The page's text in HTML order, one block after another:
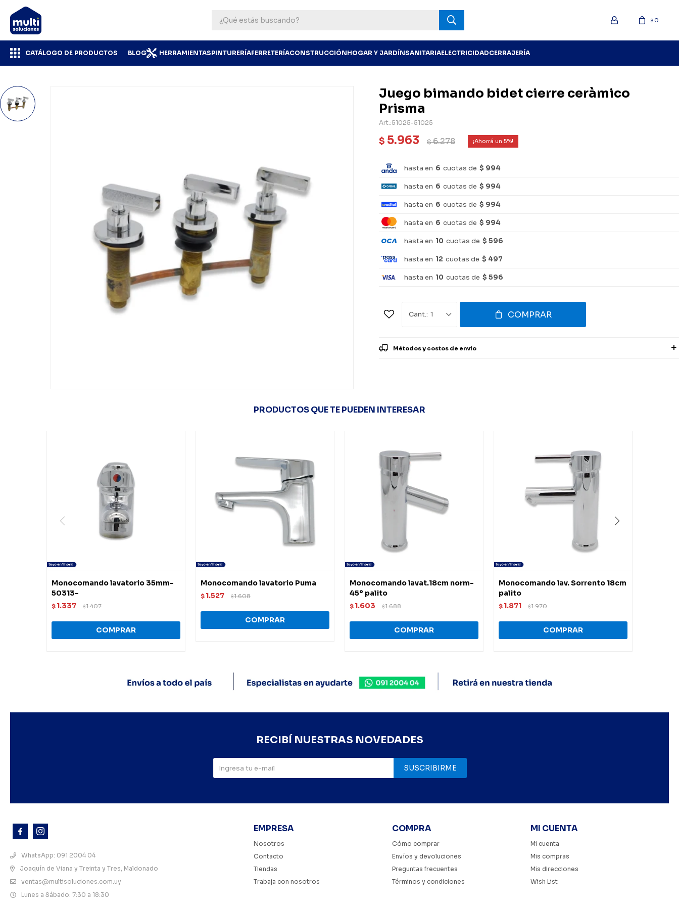
CATÁLOGO DE PRODUCTOS BLOG HERRAMIENTASPINTURERÍAFERRETERÍACONSTRUCCIÓNHOGAR Y JARDÍNSANITARIAELECTRICIDADCERRAJERÍA
$0
Juego bimando bidet cierre ceràmico
Prisma
51025-51025
$ 5.963 $6.278 5
hasta en 6 cuotas de $ 994
hasta en 6 cuotas de $ 994
hasta en 6 cuotas de $ 994
hasta en 6 cuotas de $ 994
hasta en 10 cuotas de $ 596
hasta en 12 cuotas de $ 497
hasta en 10 cuotas de $ 596
1 COMPRAR
Métodos y costos de envío
PRODUCTOS QUE TE PUEDEN INTERESAR
Monocomando lavatorio 35mm-
50313-
$ 1.337 $1.407
Monocomando lavatorio Puma
$ 1.527 $1.608
Monocomando lavat.18cm norm-
45º palito
$ 1.603 $1.688
Monocomando lav. Sorrento 18cm
palito
$ 1.871 $1.970
 
WhatsApp: 091 2004 04
Joaquín de Viana y Treinta y Tres, Maldonado
ventas@multisoluciones.com.uy
Lunes a Sábado: 7:30 a 18:30
EMPRESA
Nosotros
Contacto
Tiendas
Trabaja con nosotros
COMPRA
Cómo comprar
Envíos y devoluciones
Preguntas frecuentes
Términos y condiciones
MI CUENTA
Mi cuenta
Mis compras
Mis direcciones
Wish List
RECIBÍ NUESTRAS NOVEDADES
SUSCRIBIRME